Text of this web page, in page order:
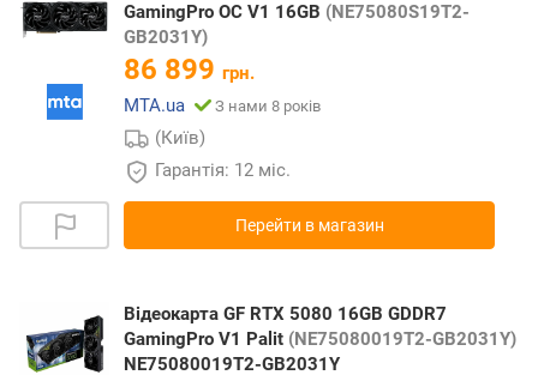
GamingPro OC V1 16GB (NE75080S19T2-
GB2031Y)
86 899 грн.
MTA.ua
З нами 8 років
(Київ)
Гарантія: 12 міс.
Перейти в магазин
Відеокарта GF RTX 5080 16GB GDDR7
GamingPro V1 Palit (NE75080019T2-GB2031Y)
NE75080019T2-GB2031Y